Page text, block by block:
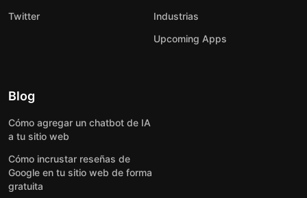
Twitter
Industrias
Upcoming Apps
Blog
Cómo agregar un chatbot de IA
a tu sitio web
Cómo incrustar reseñas de
Google en tu sitio web de forma
gratuita